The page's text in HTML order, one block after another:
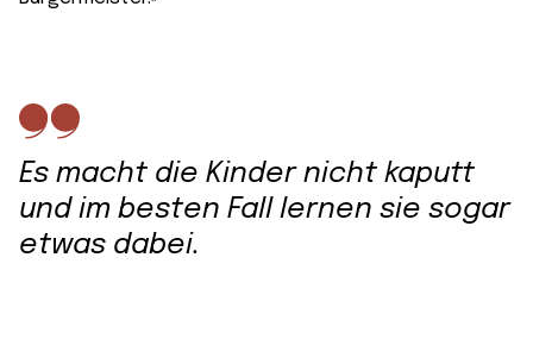
Es macht die Kinder nicht kaputt
und im besten Fall lernen sie sogar
etwas dabei.